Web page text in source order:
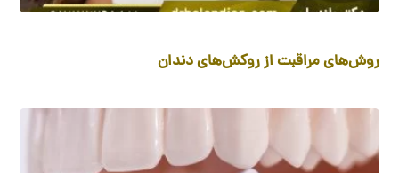
روش‌های مراقبت از روکش‌های دندان